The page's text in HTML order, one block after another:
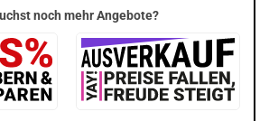
noch mehr Angebote?